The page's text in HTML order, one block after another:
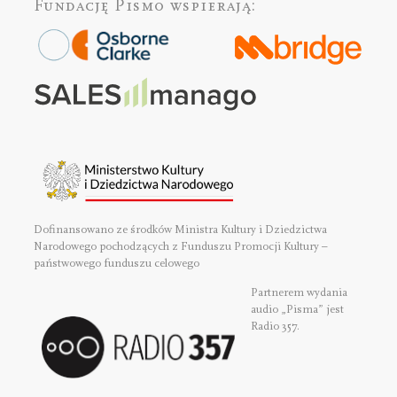
Fundację Pismo wspierają:
Dofinansowano ze środków Ministra Kultury i Dziedzictwa
Narodowego pochodzących z Funduszu Promocji Kultury –
państwowego funduszu celowego
Partnerem wydania
audio „Pisma” jest
Radio 357.